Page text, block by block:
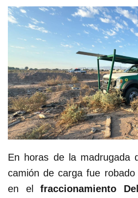
En horas de la madrugada
camión de carga fue
en elfraccionamiento